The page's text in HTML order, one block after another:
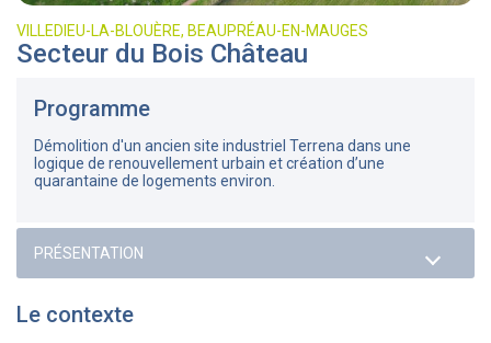
VILLEDIEU-LA-BLOUÈRE, BEAUPRÉAU-EN-MAUGES
Secteur du Bois Château
Programme
Démolition d'un ancien site industriel Terrena dans une
logique de renouvellement urbain et création d’une
quarantaine de logements environ.
Le contexte